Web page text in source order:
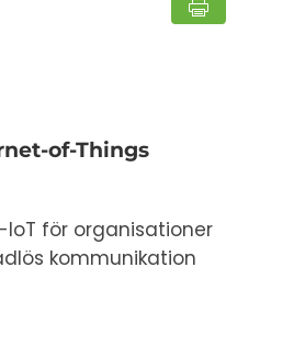
of-Things
för organisationer
kommunikation